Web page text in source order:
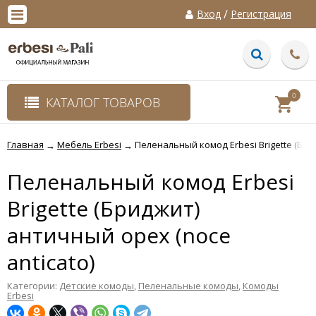
Вход / Регистрация
КАТАЛОГ ТОВАРОВ 0
Главная → Мебель Erbesi → Пеленальный комод Erbesi Brigette
Пеленальный комод Erbesi
Brigette (Бриджит)
античный орех (noce
anticato)
Категории: Детские комоды, Пеленальные комоды, Комоды
Erbesi